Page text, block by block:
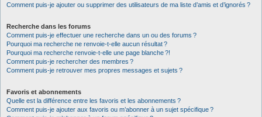
Comment puis-je ajouter ou supprimer des utilisateurs de ma liste d’amis et d’ignorés ?
Recherche dans les forums
Comment puis-je effectuer une recherche dans un ou des forums ?
Pourquoi ma recherche ne renvoie-t-elle aucun résultat ?
Pourquoi ma recherche renvoie-t-elle une page blanche ?!
Comment puis-je rechercher des membres ?
Comment puis-je retrouver mes propres messages et sujets ?
Favoris et abonnements
Quelle est la différence entre les favoris et les abonnements ?
Comment puis-je ajouter aux favoris ou m’abonner à un sujet spécifique ?